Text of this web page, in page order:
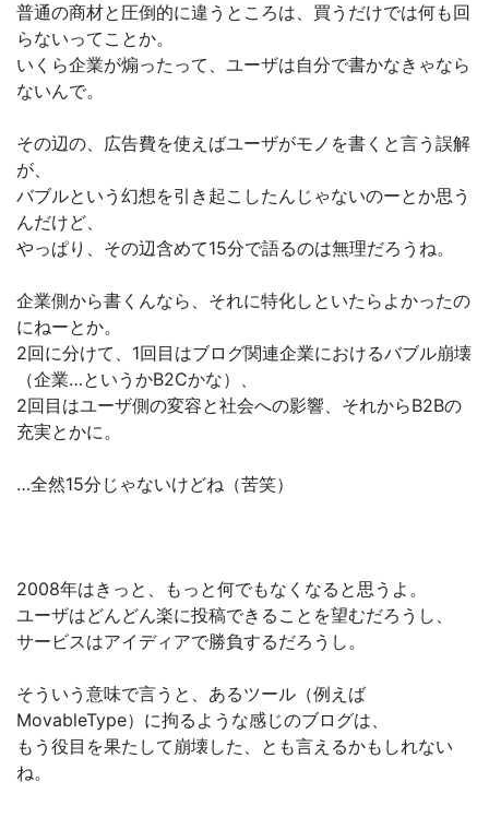
普通の商材と圧倒的に違うところは、買うだけでは何も回
らないってことか。
いくら企業が煽ったって、ユーザは自分で書かなきゃなら
ないんで。
その辺の、広告費を使えばユーザがモノを書くと言う誤解
が、
バブルという幻想を引き起こしたんじゃないのーとか思う
んだけど、
やっぱり、その辺含めて15分で語るのは無理だろうね。
企業側から書くんなら、それに特化しといたらよかったの
にねーとか。
2回に分けて、1回目はブログ関連企業におけるバブル崩壊
（企業…というかB2Cかな）、
2回目はユーザ側の変容と社会への影響、それからB2Bの
充実とかに。
…全然15分じゃないけどね（苦笑）
2008年はきっと、もっと何でもなくなると思うよ。
ユーザはどんどん楽に投稿できることを望むだろうし、
サービスはアイディアで勝負するだろうし。
そういう意味で言うと、あるツール（例えば
MovableType）に拘るような感じのブログは、
もう役目を果たして崩壊した、とも言えるかもしれない
ね。